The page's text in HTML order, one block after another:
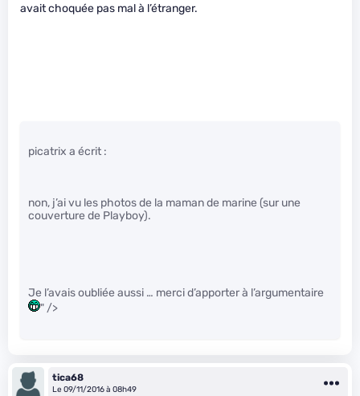
avait choquée pas mal à l’étranger.
picatrix a écrit :
non, j’ai vu les photos de la maman de marine (sur une
couverture de Playboy).
Je l’avais oubliée aussi … merci d’apporter à l’argumentaire
" />
tica68
Le 09/11/2016 à 08h49